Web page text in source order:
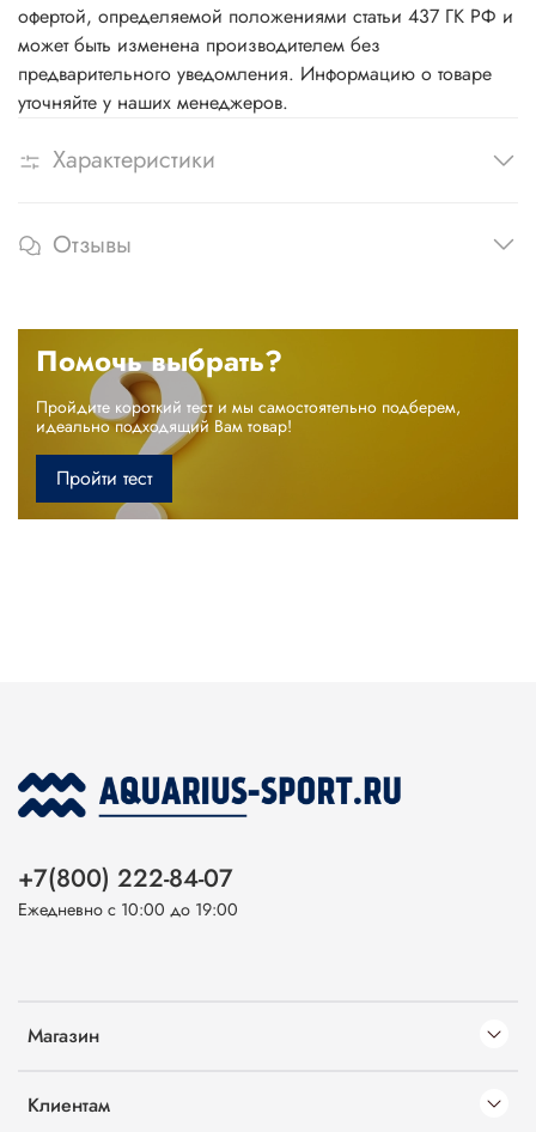
офертой, определяемой положениями статьи 437 ГК РФ и
может быть изменена производителем без
предварительного уведомления. Информацию о товаре
уточняйте у наших менеджеров.
Характеристики
Отзывы
Помочь выбрать?
Пройдите короткий тест и мы самостоятельно подберем,
идеально подходящий Вам товар!
Пройти тест
Магазин
Клиентам
+7(800) 222-84-07
Ежедневно с 10:00 до 19:00